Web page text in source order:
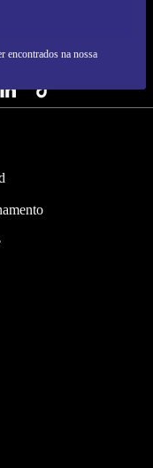
encontrados na nossa
NEW.